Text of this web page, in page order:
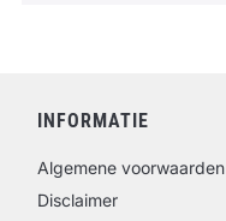
INFORMATIE
Algemene voorwaarden
Disclaimer